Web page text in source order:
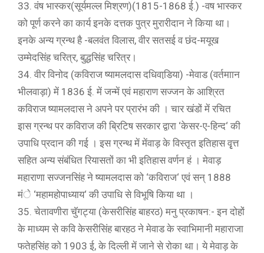
33. वंष भास्कर(सूर्यमल्ल मिश्रण)(1815-1868 ई.) -वष भास्कर
को पूर्ण करने का कार्य इनके दत्तक पुत्र मुरारीदान ने किया था।
इनके अन्य ग्रन्थ है -बलवंत विलास, वीर सतसई व छंद-मयूख
उम्मेदसिंह चरित्र, बुद्धसिंह चरित्र।
34. वीर विनोद (कविराज ष्यामलदास दधिवाडि़या) -मेवाड (वर्तमाान
भीलवाड़ा) में 1836 ई. में जन्में एवं महाराण सज्जन के आश्रित
कविराज ष्यामलदास ने अपने पर प्रारंभ की । चार खंडों में रचित
इास ग्रन्थ पर कविराज की ब्रिटिष सरकार द्वारा ‘केसर-ए-हिन्द‘ की
उपाधि प्रदान की गई । इस ग्रन्थ में मेंवाड़ के विस्तृत इतिहास वृृत्त
सहित अन्य संबंधित रियासतों का भी इतिहास वर्णन हं । मेवाड़
महाराणा सज्जनसिंह ने ष्यामलदास को ‘कविराज‘ एवं सन् 1888
मंे ‘महामहोपाध्याय‘ की उपाधि से विभूषि किया था ।
35. चेतावणीरा चुॅगट्या (केसरीसिंह बाहरठ) मनु प्रकाषन:- इन दोहों
के माध्यम से कवि केसरीसिंह बारहठ ने मेवाड के स्वाभिमानी महाराजा
फतेहसिंह को 1903 ई, के दिल्ली में जाने से रोका था। ये मेवाड़ के